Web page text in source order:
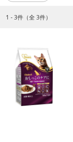
1 - 3件（全 3件）